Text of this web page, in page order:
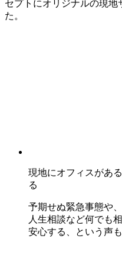
セプトにオリジナルの現地
た。
現地にオフィスがあ
る
予期せぬ緊急事態や
人生相談など何でも
安心する、という声